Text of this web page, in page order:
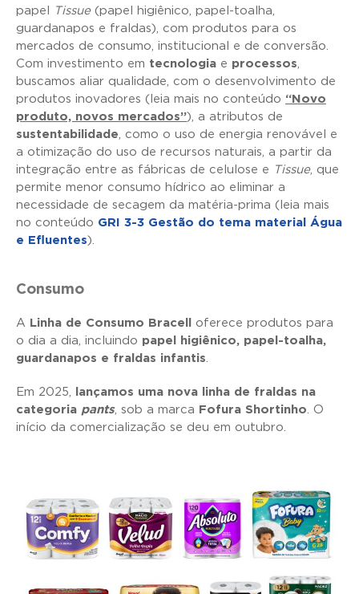
papel
Tissue (papel higiênico, papel-toalha,
guardanapos e fraldas), com produtos para os
mercados de consumo, institucional e de conversão.
Com investimento em tecnologia e processos
buscamos aliar qualidade, com o desenvolvimento de
produtos inovadores (leia mais no conteúdo “Novo
produto, novos mercados”), a atributos de
sustentabilidade , como o uso de energia renovável e
a otimização do uso de recursos naturais, a partir da
integração entre as fábricas de celulose e
Tissue, que
permite menor consumo hídrico ao eliminar a
necessidade de secagem da matéria-prima (leia mais
no conteúdo GRI 3-3 Gestão do tema material Água
e Efluentes).
Consumo
A Linha de Consumo Bracell
oferece produtos para
o dia a dia, incluindo papel higiênico, papel-toalha,
guardanapos e fraldas infantis
Em 2025,
lançamos uma nova linha de fraldas na
categoria pants, sob a marca Fofura Shortinho . O
início da comercialização se deu em outubro.